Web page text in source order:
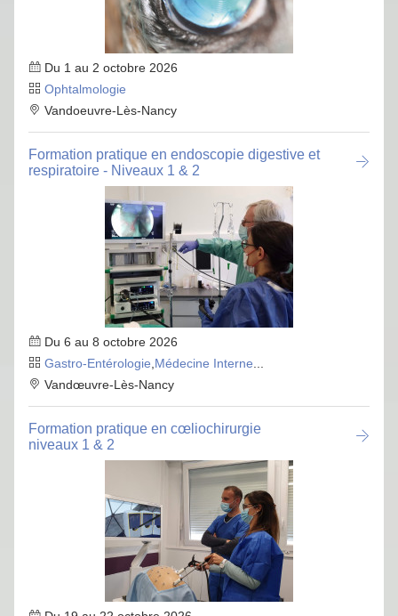
Du 1 au 2 octobre 2026
Ophtalmologie
Vandoeuvre-Lès-Nancy
Formation pratique en endoscopie digestive et
respiratoire - Niveaux 1 & 2
Du 6 au 8 octobre 2026
Gastro-Entérologie Médecine Interne
Vandœuvre-Lès-Nancy
Formation pratique en cœliochirurgie
niveaux 1 & 2